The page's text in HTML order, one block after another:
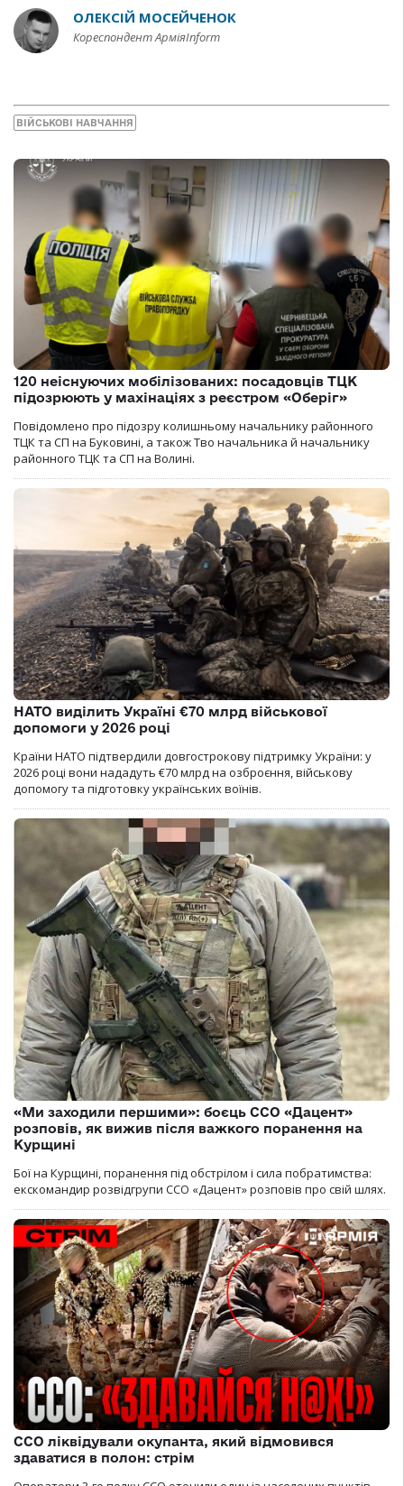
ОЛЕКСІЙ МОСЕЙЧЕНОК
Кореспондент АрміяInform
ВІЙСЬКОВІ НАВЧАННЯ
120 неіснуючих мобілізованих: посадовців ТЦК
підозрюють у махінаціях з реєстром «Оберіг»
Повідомлено про підозру колишньому начальнику районного
ТЦК та СП на Буковині, а також Тво начальника й начальнику
районного ТЦК та СП на Волині.
НАТО виділить Україні €70 млрд військової
допомоги у 2026 році
Країни НАТО підтвердили довгострокову підтримку України: у
2026 році вони нададуть €70 млрд на озброєння, військову
допомогу та підготовку українських воїнів.
«Ми заходили першими»: боєць ССО «Дацент»
розповів, як вижив після важкого поранення на
Курщині
Бої на Курщині, поранення під обстрілом і сила побратимства:
екскомандир розвідгрупи ССО «Дацент» розповів про свій шлях.
ССО ліквідували окупанта, який відмовився
здаватися в полон: стрім